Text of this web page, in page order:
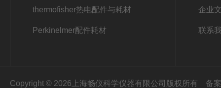
thermofisher热电配件与耗材
Perkinelmer配件耗材
企业
联系
Copyright © 2026上海畅仪科学仪器有限公司版权所有 备